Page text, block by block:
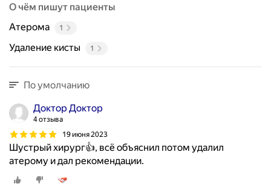
О чём пишут пациенты
Атерома
1
Удаление кисты 1
По умолчанию
Доктор Доктор
4 отзыва
19 июня 2023
Шустрый хирург👍, всё объяснил потом удалил
атерому и дал рекомендации.